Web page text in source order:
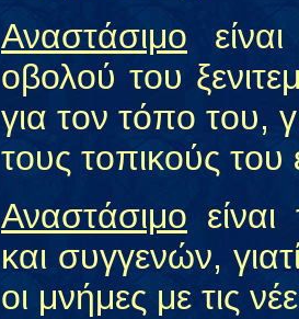
Αναστάσιμο
οβολού του
για τον τόπο του,
τους τοπικούς του
Αναστάσιμο
και συγγενών,
οι μνήμες με τις